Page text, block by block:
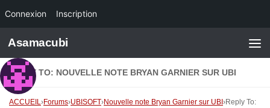
Connexion Inscription
Skip to content
Asamacubi
REPLY TO: NOUVELLE NOTE BRYAN GARNIER SUR UBI
ACCUEIL›Forums›UBISOFT›Nouvelle note Bryan Garnier sur UBI ›Reply To: